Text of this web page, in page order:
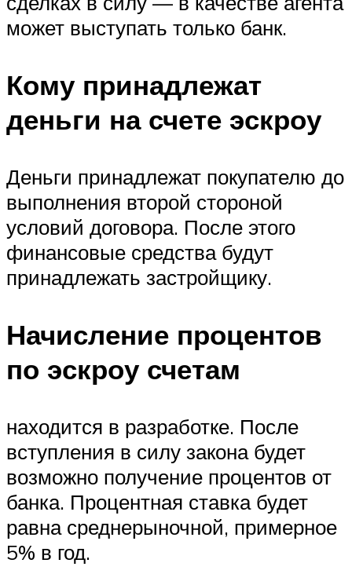
может выступать только банк.
Кому принадлежат
деньги на счете эскроу
Деньги принадлежат покупателю до
выполнения второй стороной
условий договора. После этого
финансовые средства будут
принадлежать застройщику.
Начисление процентов
по эскроу счетам
находится в разработке. После
вступления в силу закона будет
возможно получение процентов от
банка. Процентная ставка будет
равна среднерыночной, примерное
5% в год.